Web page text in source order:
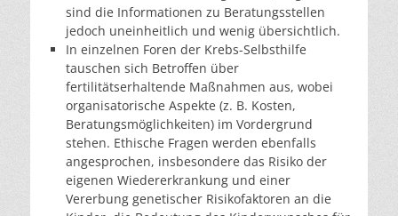
sind die Informationen zu Beratungsstellen
jedoch uneinheitlich und wenig übersichtlich.
In einzelnen Foren der Krebs-Selbsthilfe
tauschen sich Betroffen über
fertilitätserhaltende Maßnahmen aus, wobei
organisatorische Aspekte (z. B. Kosten,
Beratungsmöglichkeiten) im Vordergrund
stehen. Ethische Fragen werden ebenfalls
angesprochen, insbesondere das Risiko der
eigenen Wiedererkrankung und einer
Vererbung genetischer Risikofaktoren an die